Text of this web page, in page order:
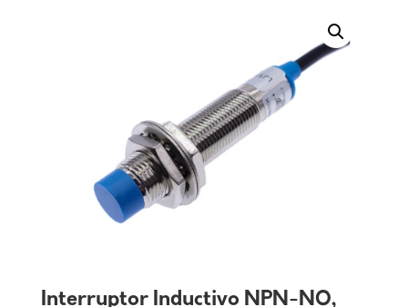
Interruptor Inductivo NPN-NO,